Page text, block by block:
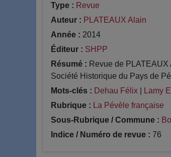
Type : Revue
Auteur : PLATEAUX Alain
Année : 2014
Éditeur : SHPP
Résumé : Revue de
Société Historique du Pays de
Mots-clés : Dehau Félix Lamy
Rubrique : La Pévèle française
Sous-Rubrique / Commune :
Indice / Numéro de revue : 76